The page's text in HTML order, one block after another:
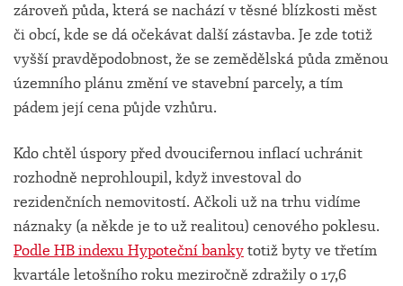
zároveň půda, která se nachází v těsné blízkosti měst
či obcí, kde se dá očekávat další zástavba. Je zde totiž
vyšší pravděpodobnost, že se zemědělská půda změnou
územního plánu změní ve stavební parcely, a tím
pádem její cena půjde vzhůru.
Kdo chtěl úspory před dvoucifernou inflací uchránit
rozhodně neprohloupil, když investoval do
rezidenčních nemovitostí. Ačkoli už na trhu vidíme
náznaky (a někde je to už realitou) cenového poklesu.
Podle HB indexu Hypoteční bankytotiž byty ve třetím
kvartále letošního roku meziročně zdražily o 17,6